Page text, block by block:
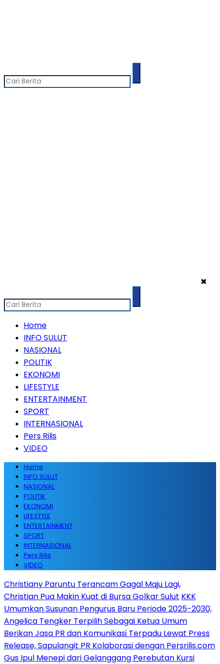
✖
Home
INFO SULUT
NASIONAL
POLITIK
EKONOMI
LIFESTYLE
ENTERTAINMENT
SPORT
INTERNASIONAL
Pers Rilis
VIDEO
Home
INFO SULUT
NASIONAL
POLITIK
EKONOMI
LIFESTYLE
ENTERTAINMENT
SPORT
INTERNASIONAL
Pers Rilis
VIDEO
Christiany Paruntu Terancam Gagal Maju Lagi,
Christian Pua Makin Kuat di Bursa Golkar Sulut KKK
Umumkan Susunan Pengurus Baru Periode 2025-2030,
Angelica Tengker Terpilih Sebagai Ketua Umum
Berikan Jasa PR dan Komunikasi Terpadu Lewat Press
Release, Sapulangit PR Kolaborasi dengan Persrilis.com
Gus Ipul Menepi dari Gelanggang Perebutan Kursi